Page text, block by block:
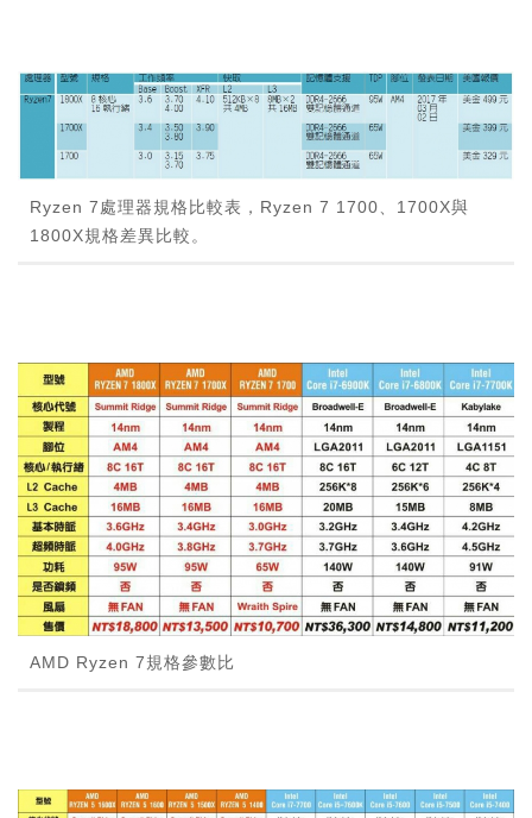
Ryzen 7處理器規格比較表，Ryzen 7 1700、1700X與
1800X規格差異比較。
AMD Ryzen 7規格參數比